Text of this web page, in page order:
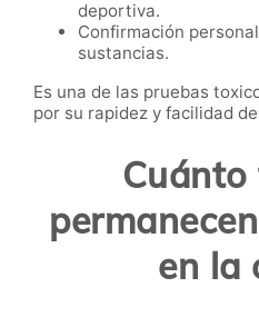
deportiva.
Confirmación
sustancias.
Es una de las pruebas
por su rapidez y facilidad
en la